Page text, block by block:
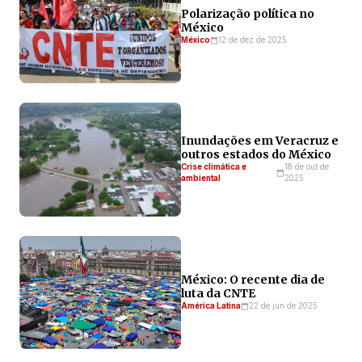
Polarização política no
México
México 12 de dez de 2025
Inundações em Veracruz e
outros estados do México
Crise climática e
ambiental
18 de out de
2025
México: O recente dia de
luta da CNTE
América Latina 22 de jun de 2025